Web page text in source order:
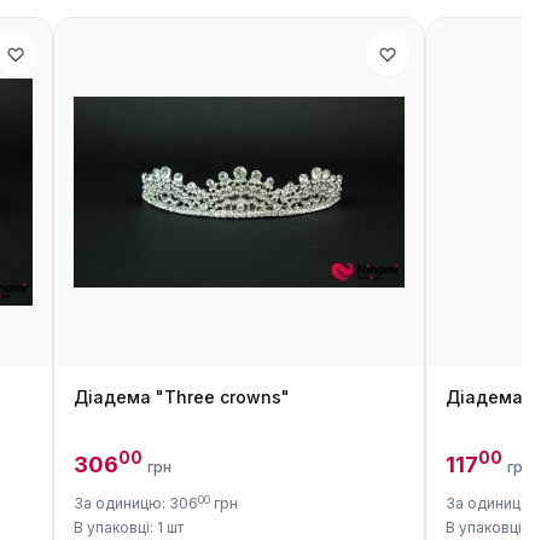
Діадема "Three crowns"
30600 грн
За одиницю: 30600 грн
В упаковці: 1 шт
Діадема
11700 грн
За одиницю:
В упаковці: 1